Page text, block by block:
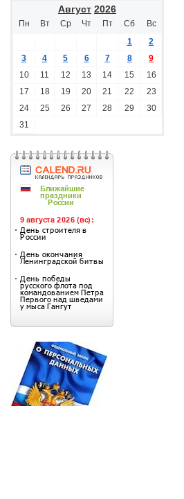
Август 2026
Пн Вт Ср Чт Пт Сб
Вс
1
2
3
4 5 6 7 8
9
10
11 12 13 14 15
16
17
18 19 20 21 22
23
24
25 26 27 28 29
30
31